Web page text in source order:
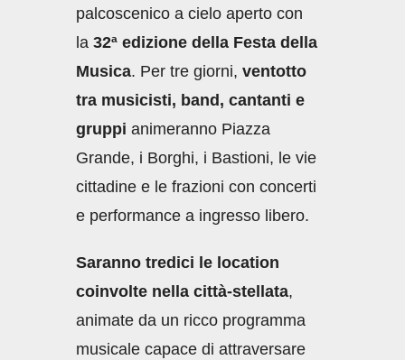
palcoscenico a cielo aperto con
la 32ª edizione della Festa della
Musica. Per tre giorni, ventotto
tra musicisti, band, cantanti e
gruppi animeranno Piazza
Grande, i Borghi, i Bastioni, le vie
cittadine e le frazioni con concerti
e performance a ingresso libero.
Saranno tredici le location
coinvolte nella città-stellata,
animate da un ricco programma
musicale capace di attraversare